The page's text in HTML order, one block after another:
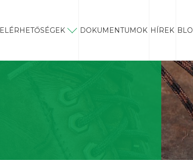
ELÉRHETŐSÉGEK DOKUMENTUMOK HÍREK